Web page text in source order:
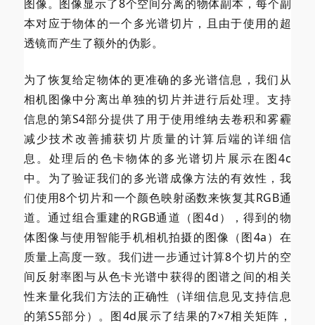
图像。图像显示了8个空间分离的物体副本，每个副
本对应于物体的一个多光谱切片，且由于使用的超
透镜而产生了额外的伪影。
为了恢复给定物体的更准确的多光谱信息，我们从
相机图像中分离出单独的切片并进行后处理。支持
信息的第S4部分提供了用于使用维纳去卷积和雾霾
减少技术改善捕获切片质量的计算后端的详细信
息。处理后的色卡物体的多光谱切片展示在图4c
中。为了验证我们的多光谱成像方法的有效性，我
们使用8个切片和一个颜色映射函数来恢复其RGB通
道。通过组合重建的RGB通道（图4d），得到的物
体图像与使用智能手机相机拍摄的图像（图4a）在
质量上高度一致。我们进一步通过计算8个切片的空
间反射率图与从色卡光谱中获得的图谱之间的相关
性来量化我们方法的正确性（详细信息见支持信息
的第S5部分）。图4d展示了结果的7×7相关矩阵，